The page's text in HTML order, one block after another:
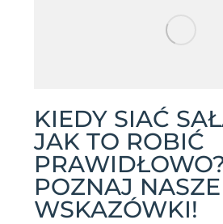
KIEDY SIAĆ
JAK TO ROBIĆ
POZNAJ NASZE
WSKAZÓWKI!